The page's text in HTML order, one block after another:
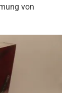
von